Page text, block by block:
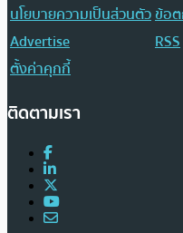
นโยบายความเป็นส่วนตัวข้อต
Advertise
RSS
ตั้งค่าคุกกี้
ติดตามเรา